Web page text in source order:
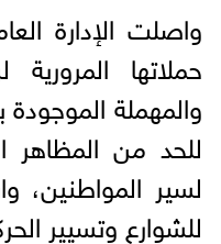
واصلت الإدارة
حملاتها المرورية
والمهملة الموجودة
للحد من المظاهر
لسير المواطنين،
للشوارع وتسيير